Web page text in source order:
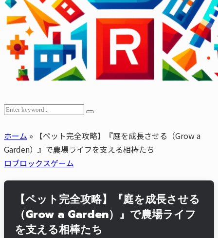
Search
Search
ホーム »
【ペット完全攻略】『庭を成長させる（Grow a
Garden）』で農場ライフを支える相棒たち
ロブロックスゲーム
【ペット完全攻略】『庭を成長させる
（Grow a Garden）』で農場ライフ
を支える相棒たち